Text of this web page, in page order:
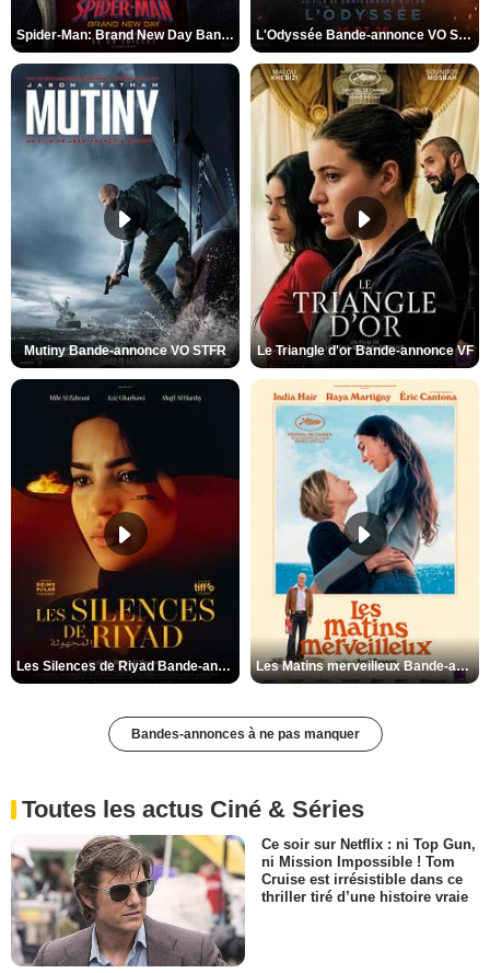
Spider-Man: Brand New Day Bande-annonce VO STFR L'Odyssée Bande-annonce VO STFR
Mutiny Bande-annonce VO STFR Le Triangle d'or Bande-annonce VF
Les Silences de Riyad Bande-annonce VO STFR Les Matins merveilleux Bande-annonce VF
Bandes-annonces à ne pas manquer
Toutes les actus Ciné & Séries
Ce soir sur Netflix : ni Top Gun,
ni Mission Impossible ! Tom
Cruise est irrésistible dans ce
thriller tiré d’une histoire vraie